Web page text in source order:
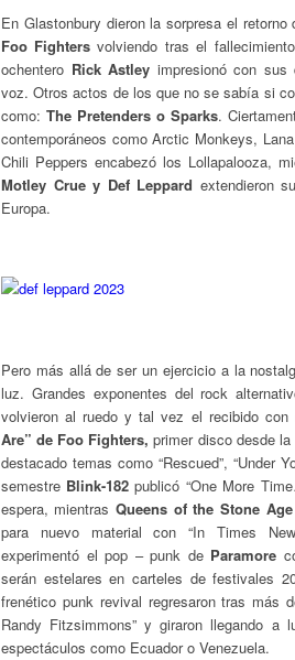
En Glastonbury dieron la sorpresa el
Foo Fighters volviendo tras el
ochentero Rick Astley impresionó con
voz. Otros actos de los que no se sabía si
como: The Pretenders o Sparks.
contemporáneos como Arctic Monkeys,
Chili Peppers encabezó los Lollapalooza,
Motley Crue y Def Leppard extendieron
Europa.
Pero más allá de ser un ejercicio a la
luz. Grandes exponentes del rock
volvieron al ruedo y tal vez el recibido con
Are” de Foo Fighters, primer disco desde
destacado temas como “Rescued”, “Under
semestre Blink-182 publicó “One More
espera, mientras Queens of the Stone Age
para nuevo material con “In Times
experimentó el pop – punk de Paramore
serán estelares en carteles de festivales
frenético punk revival regresaron tras más
Randy Fitzsimmons” y giraron llegando a
espectáculos como Ecuador o Venezuela.